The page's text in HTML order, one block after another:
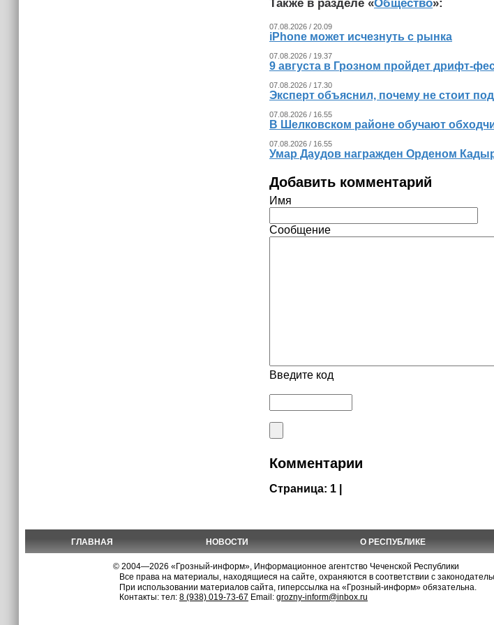
Также в разделе «Общество»:
07.08.2026 / 20.09
iPhone может исчезнуть с рынка
07.08.2026 / 19.37
9 августа в Грозном пройдет дрифт-
07.08.2026 / 17.30
Эксперт объяснил, почему не стоит
07.08.2026 / 16.55
В Шелковском районе обучают
07.08.2026 / 16.55
Умар Даудов награжден Орденом
Добавить комментарий
Имя
Сообщение
Введите код
Комментарии
Страница: 1 |
ГЛАВНАЯ НОВОСТИ О РЕСПУБЛИКЕ
© 2004—2026 «Грозный-информ», Информационное агентство Чеченской Республики
Все права на материалы, находящиеся на сайте, охраняются в соответствии с
При использовании материалов сайта, гиперссылка на «Грозный-информ» обязательна.
Контакты: тел: 8 (938) 019-73-67 Email: grozny-inform@inbox.ru